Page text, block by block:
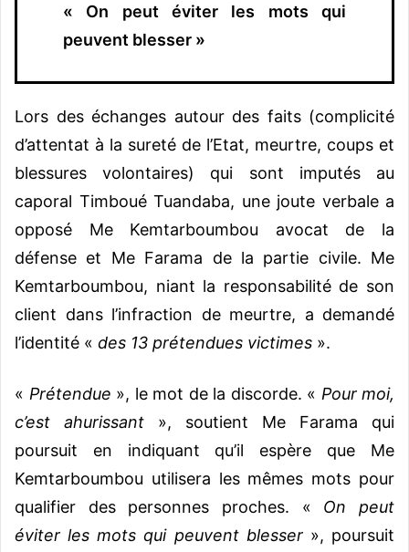
« On peut éviter les mots qui
peuvent blesser »
Lors des échanges autour des faits (complicité
d’attentat à la sureté de l’Etat, meurtre, coups et
blessures volontaires) qui sont imputés au
caporal Timboué Tuandaba, une joute verbale a
opposé Me Kemtarboumbou avocat de la
défense et Me Farama de la partie civile. Me
Kemtarboumbou, niant la responsabilité de son
client dans l’infraction de meurtre, a demandé
l’identité « des 13 prétendues victimes ».
« Prétendue », le mot de la discorde. « Pour moi,
c’est ahurissant », soutient Me Farama qui
poursuit en indiquant qu’il espère que Me
Kemtarboumbou utilisera les mêmes mots pour
qualifier des personnes proches. « On peut
éviter les mots qui peuvent blesser», poursuit